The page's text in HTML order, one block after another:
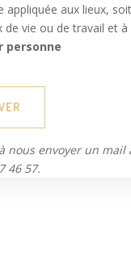
aux lieux,
vie ou de travail et
personne
nous envoyer un
46 57.